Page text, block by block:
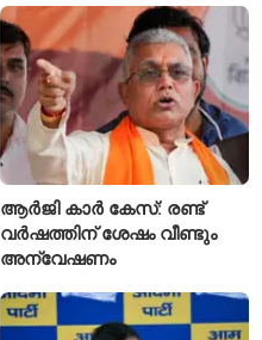
ആർജി കാർ കേസ്: രണ്ട്
വർഷത്തിന് ശേഷം വീണ്ടും
അന്വേഷണം